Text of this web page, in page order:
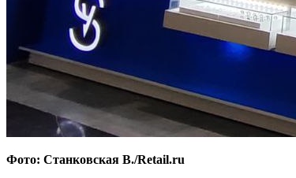
Фото: Станковская В./Retail.ru